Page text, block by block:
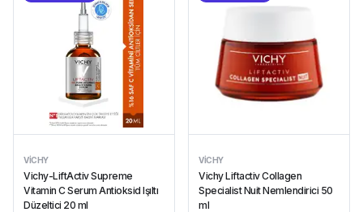
VICHY
Vichy-LiftActiv Supreme
Vitamin C Serum Antioksid Işıltı
Düzeltici 20 ml
VICHY
Vichy Liftactiv Collagen
Specialist Nuit Nemlendirici 50
ml